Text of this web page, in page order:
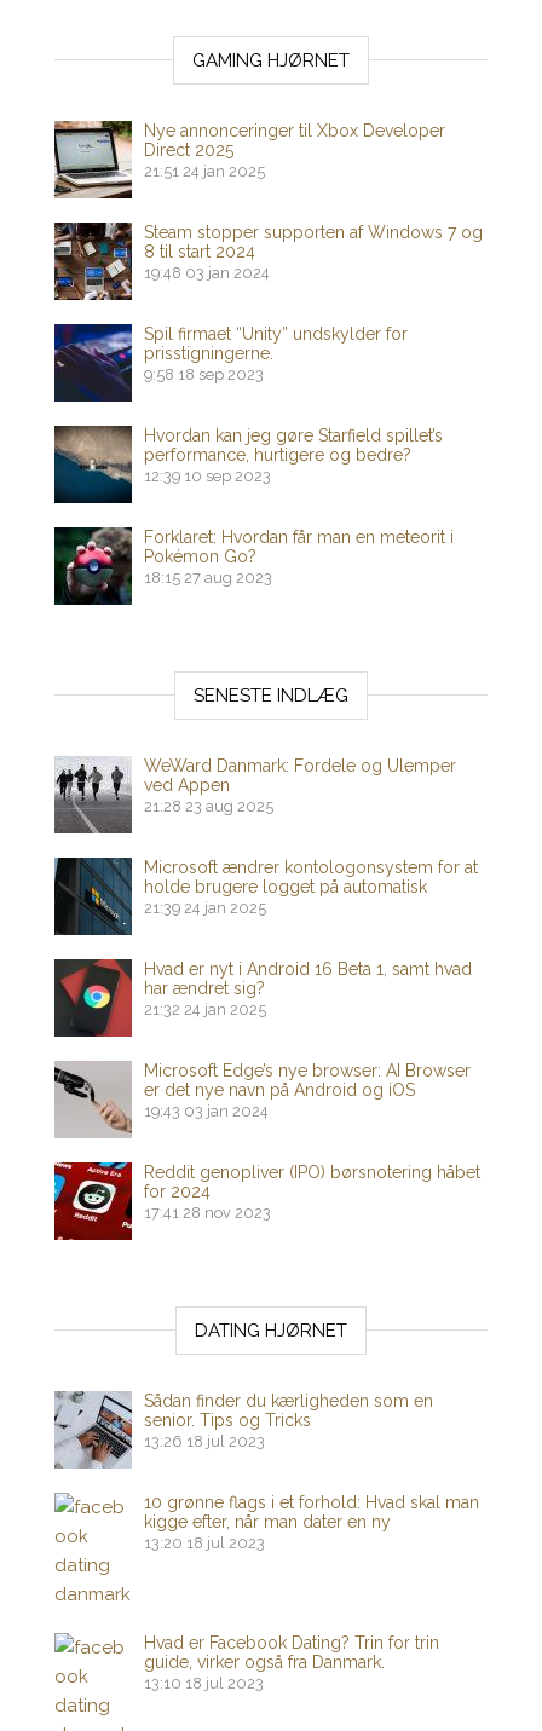
GAMING HJØRNET
Nye annonceringer til Xbox Developer
Direct 2025
21:51 24 jan 2025
Steam stopper supporten af ​​Windows 7 og
8 til start 2024
19:48 03 jan 2024
Spil firmaet “Unity” undskylder for
prisstigningerne.
9:58 18 sep 2023
Hvordan kan jeg gøre Starfield spillet’s
performance, hurtigere og bedre?
12:39 10 sep 2023
Forklaret: Hvordan får man en meteorit i
Pokémon Go?
18:15 27 aug 2023
SENESTE INDLÆG
WeWard Danmark: Fordele og Ulemper
ved Appen
21:28 23 aug 2025
Microsoft ændrer kontologonsystem for at
holde brugere logget på automatisk
21:39 24 jan 2025
Hvad er nyt i Android 16 Beta 1, samt hvad
har ændret sig?
21:32 24 jan 2025
Microsoft Edge’s nye browser: AI Browser
er det nye navn på Android og iOS
19:43 03 jan 2024
Reddit genopliver (IPO) børsnotering håbet
for 2024
17:41 28 nov 2023
DATING HJØRNET
Sådan finder du kærligheden som en
senior. Tips og Tricks
13:26 18 jul 2023
10 grønne flags i et forhold: Hvad skal man
kigge efter, når man dater en ny
13:20 18 jul 2023
Hvad er Facebook Dating? Trin for trin
guide, virker også fra Danmark.
13:10 18 jul 2023